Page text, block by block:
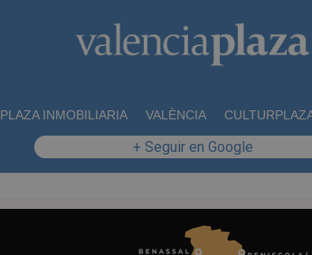
PLAZA INMOBILIARIA VALÈNCIA
+ Seguir en Google